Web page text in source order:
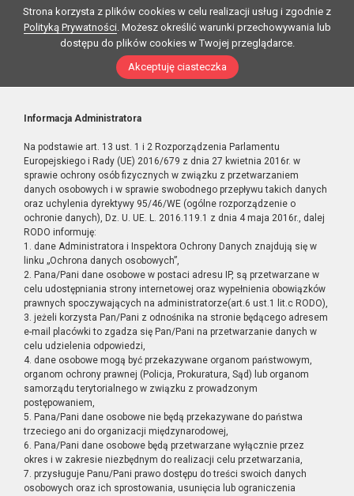
Strona korzysta z plików cookies w celu realizacji usług i zgodnie z
Polityką Prywatności. Możesz określić warunki przechowywania lub
dostępu do plików cookies w Twojej przeglądarce.
Akceptuję ciasteczka
Informacja Administratora
Na podstawie art. 13 ust. 1 i 2 Rozporządzenia Parlamentu
Europejskiego i Rady (UE) 2016/679 z dnia 27 kwietnia 2016r. w
sprawie ochrony osób fizycznych w związku z przetwarzaniem
danych osobowych i w sprawie swobodnego przepływu takich danych
oraz uchylenia dyrektywy 95/46/WE (ogólne rozporządzenie o
ochronie danych), Dz. U. UE. L. 2016.119.1 z dnia 4 maja 2016r., dalej
RODO informuję:
1. dane Administratora i Inspektora Ochrony Danych znajdują się w
linku „Ochrona danych osobowych”,
2. Pana/Pani dane osobowe w postaci adresu IP, są przetwarzane w
celu udostępniania strony internetowej oraz wypełnienia obowiązków
prawnych spoczywających na administratorze(art.6 ust.1 lit.c RODO),
3. jeżeli korzysta Pan/Pani z odnośnika na stronie będącego adresem
e-mail placówki to zgadza się Pan/Pani na przetwarzanie danych w
celu udzielenia odpowiedzi,
4. dane osobowe mogą być przekazywane organom państwowym,
organom ochrony prawnej (Policja, Prokuratura, Sąd) lub organom
samorządu terytorialnego w związku z prowadzonym
postępowaniem,
5. Pana/Pani dane osobowe nie będą przekazywane do państwa
trzeciego ani do organizacji międzynarodowej,
6. Pana/Pani dane osobowe będą przetwarzane wyłącznie przez
okres i w zakresie niezbędnym do realizacji celu przetwarzania,
7. przysługuje Panu/Pani prawo dostępu do treści swoich danych
osobowych oraz ich sprostowania, usunięcia lub ograniczenia